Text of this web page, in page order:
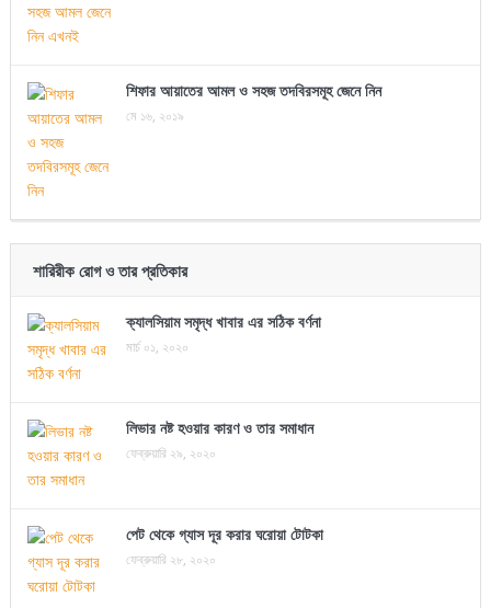
শিফার আয়াতের আমল ও সহজ তদবিরসমূহ জেনে নিন
মে ১৬, ২০১৯
শারিরীক রোগ ও তার প্রতিকার
ক্যালসিয়াম সমৃদ্ধ খাবার এর সঠিক বর্ণনা
মার্চ ০১, ২০২০
লিভার নষ্ট হওয়ার কারণ ও তার সমাধান
ফেব্রুয়ারি ২৯, ২০২০
পেট থেকে গ্যাস দূর করার ঘরোয়া টোটকা
ফেব্রুয়ারি ২৮, ২০২০